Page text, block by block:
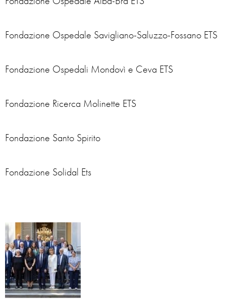
Fondazione Ospedale Savigliano-Saluzzo-Fossano ETS
Fondazione Ospedali Mondovì e Ceva ETS
Fondazione Ricerca Molinette ETS
Fondazione Santo Spirito
Fondazione Solidal Ets